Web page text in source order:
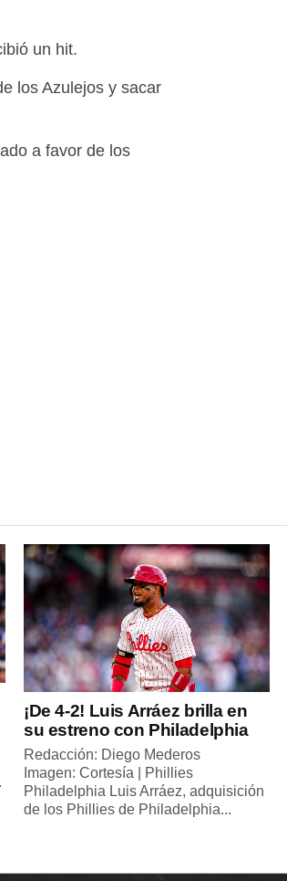
un hit.
los Azulejos y sacar
a favor de los
¡De 4-2! Luis Arráez brilla en
su estreno con Philadelphia
Redacción: Diego Mederos
Imagen: Cortesía | Phillies
Philadelphia Luis Arráez, adquisición
de los Phillies de Philadelphia...